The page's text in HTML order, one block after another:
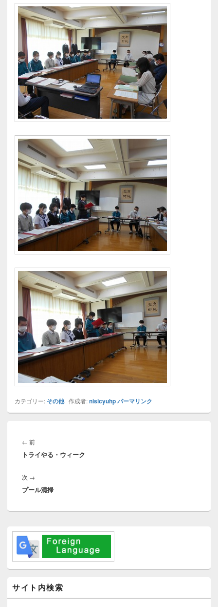
カテゴリー: その他作成者:nisicyuhpパーマリンク
稿
ナ
ゲ
ー
シ
← 前前
の
トライやる・ウィーク
次 →
の
プール清掃
メ
ウ
サイト内検索